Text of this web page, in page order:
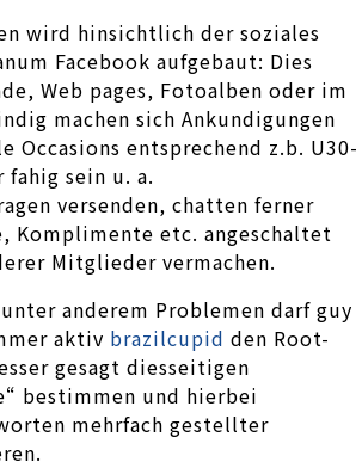
wird hinsichtlich der soziales
Facebook aufgebaut: Dies
Web pages, Fotoalben oder im
machen sich Ankundigungen
Occasions entsprechend z.b. U30-
sein u. a.
versenden, chatten ferner
Komplimente etc. angeschaltet
Mitglieder vermachen.
anderem Problemen darf guy
aktiv brazilcupid den Root-
gesagt diesseitigen
bestimmen und hierbei
mehrfach gestellter